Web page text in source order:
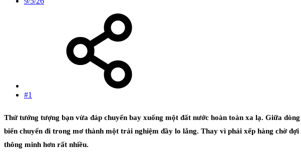
#1
Thử tưởng tượng bạn vừa đáp chuyến bay xuống một đất nước hoàn toàn xa lạ. Giữa
biến chuyến đi trong mơ thành một trải nghiệm đầy lo lắng. Thay vì phải xếp hàng chờ
thông minh hơn rất nhiều.